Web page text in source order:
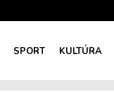
SPORT KULTÚRA